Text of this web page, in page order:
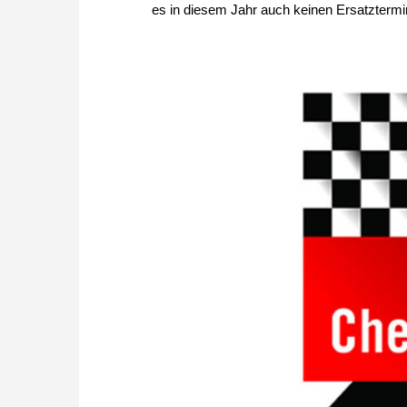
es in diesem Jahr auch keinen